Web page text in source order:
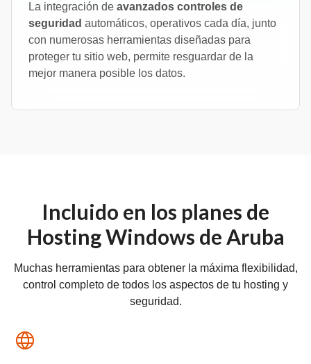
La integración de avanzados controles de
seguridad automáticos, operativos cada día, junto
con numerosas herramientas diseñadas para
proteger tu sitio web, permite resguardar de la
mejor manera posible los datos.
Incluido en los planes de
Hosting Windows de Aruba
Muchas herramientas para obtener la máxima flexibilidad,
control completo de todos los aspectos de tu hosting y
seguridad.